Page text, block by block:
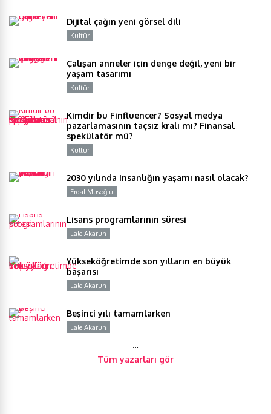
Dijital çağın yeni görsel dili
Kültür
Çalışan anneler için denge değil, yeni bir
yaşam tasarımı
Kültür
Kimdir bu Finfluencer? Sosyal medya
pazarlamasının taçsız kralı mı? Finansal
spekülatör mü?
Kültür
2030 yılında insanlığın yaşamı nasıl olacak?
Erdal Musoğlu
Lisans programlarının süresi
Lale Akarun
Yükseköğretimde son yılların en büyük
başarısı
Lale Akarun
Beşinci yılı tamamlarken
Lale Akarun
…
Tüm yazarları gör